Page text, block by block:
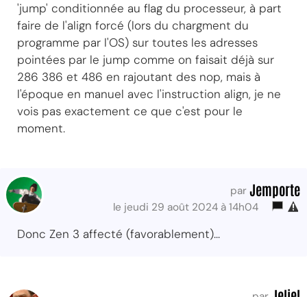
'jump' conditionnée au flag du processeur, à part
faire de l'align forcé (lors du chargment du
programme par l'OS) sur toutes les adresses
pointées par le jump comme on faisait déjà sur
286 386 et 486 en rajoutant des nop, mais à
l'époque en manuel avec l'instruction align, je ne
vois pas exactement ce que c'est pour le
moment.
par Jemporte
le jeudi 29 août 2024 à 14h04
Donc Zen 3 affecté (favorablement)...